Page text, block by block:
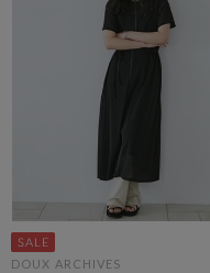
DOUX ARCHIVES